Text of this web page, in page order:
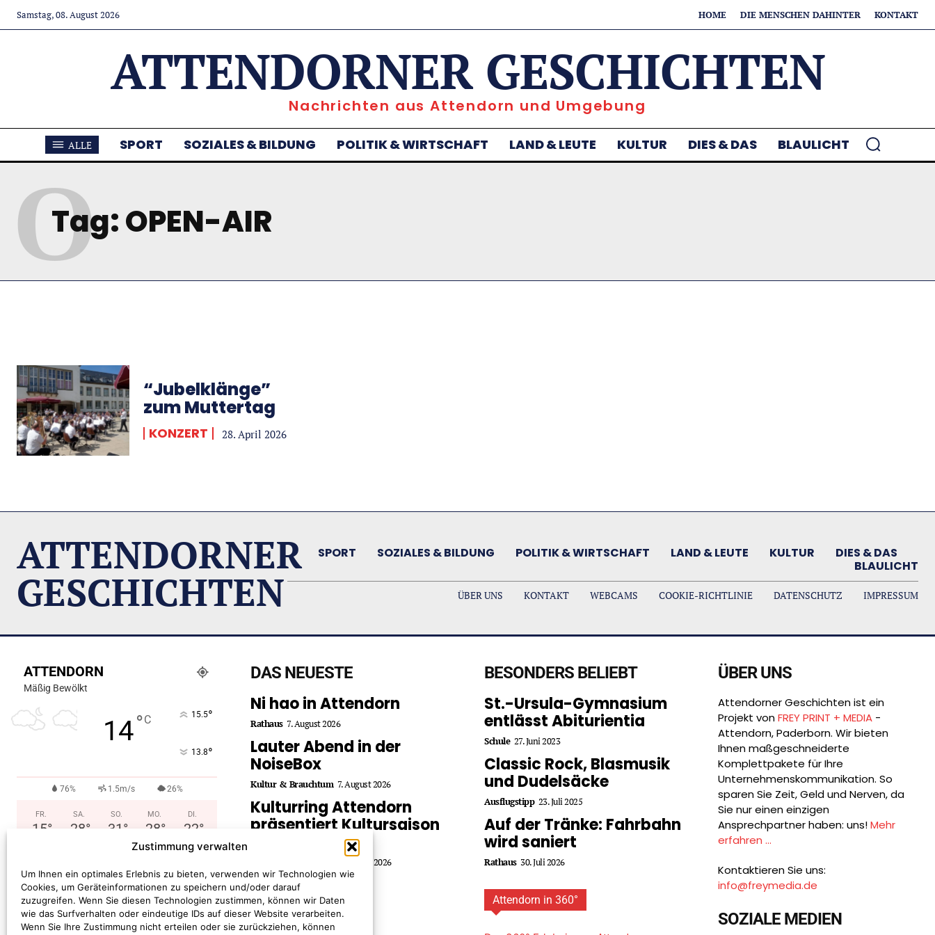
Zustimmung verwalten
Um Ihnen ein optimales Erlebnis zu bieten, verwenden wir Technologien wie
Cookies, um Geräteinformationen zu speichern und/oder darauf
zuzugreifen. Wenn Sie diesen Technologien zustimmen, können wir Daten
wie das Surfverhalten oder eindeutige IDs auf dieser Website verarbeiten.
Wenn Sie Ihre Zustimmung nicht erteilen oder sie zurückziehen, können
Samstag, 08. August 2026 HOME DIE MENSCHEN DAHINTER KONTAKT
ATTENDORNER GESCHICHTEN
Nachrichten aus Attendorn und Umgebung
ALLE SPORT SOZIALES & BILDUNG POLITIK & WIRTSCHAFT LAND & LEUTE KULTUR DIES & DAS BLAULICHT
Tag:OPEN-AIR
O
“Jubelklänge”
zum Muttertag
KONZERT 28. April 2026
ATTENDORNER
GESCHICHTEN
SPORT SOZIALES & BILDUNG POLITIK & WIRTSCHAFT LAND & LEUTE KULTUR
DIES & DAS
BLAULICHT
ÜBER UNS KONTAKT WEBCAMS COOKIE-RICHTLINIE DATENSCHUTZ IMPRESSUM
ATTENDORN
Mäßig Bewölkt
14°C 15.5°
13.8°
76% 1.5m/s 26%
FR.
15°
SA.
28°
SO.
31°
MO.
28°
DI.
22°
DAS NEUESTE
Ni hao in Attendorn
Rathaus 7. August 2026
Lauter Abend in der
NoiseBox
Kultur & Brauchtum 7. August 2026
Kulturring Attendorn
präsentiert Kultursaison
4. August 2026
BESONDERS BELIEBT
St.-Ursula-Gymnasium
entlässt Abiturientia
Schule 27. Juni 2023
Classic Rock, Blasmusik
und Dudelsäcke
Ausflugstipp 23. Juli 2025
Auf der Tränke: Fahrbahn
wird saniert
Rathaus 30. Juli 2026
Attendorn in 360°
ÜBER UNS
Attendorner Geschichten ist ein
Projekt vonFREY PRINT + MEDIA -
Attendorn, Paderborn. Wir bieten
Ihnen maßgeschneiderte
Komplettpakete für Ihre
Unternehmens­kommunikation. So
sparen Sie Zeit, Geld und Nerven, da
Sie nur einen einzigen
Ansprechpartner haben: uns!Mehr
erfahren ...
Kontaktieren Sie uns:
info@freymedia.de
SOZIALE MEDIEN